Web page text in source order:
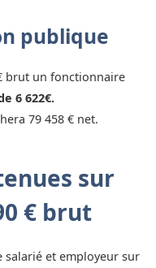
publique
brut un fonctionnaire
6 622€.
79 458 € net.
sur
€ brut
et employeur sur